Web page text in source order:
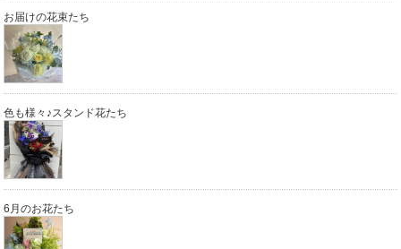
お届けの花束たち
色も様々♪スタンド花たち
6月のお花たち